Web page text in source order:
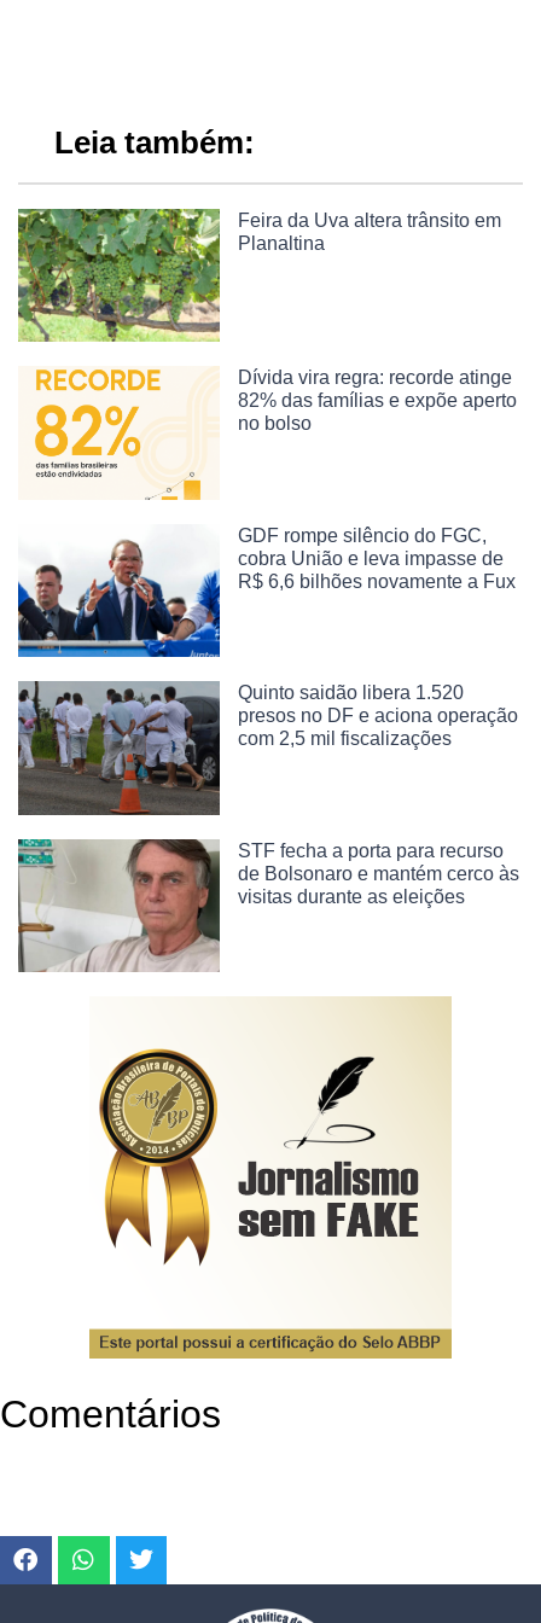
Leia também:
Feira da Uva altera trânsito em
Planaltina
Dívida vira regra: recorde atinge
82% das famílias e expõe aperto
no bolso
GDF rompe silêncio do FGC,
cobra União e leva impasse de
R$ 6,6 bilhões novamente a Fux
Quinto saidão libera 1.520
presos no DF e aciona operação
com 2,5 mil fiscalizações
STF fecha a porta para recurso
de Bolsonaro e mantém cerco às
visitas durante as eleições
Comentários